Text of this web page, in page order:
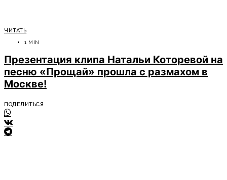
ЧИТАТЬ
1 MIN
Презентация клипа Натальи Которевой на
песню «Прощай» прошла с размахом в
Москве!
ПОДЕЛИТЬСЯ